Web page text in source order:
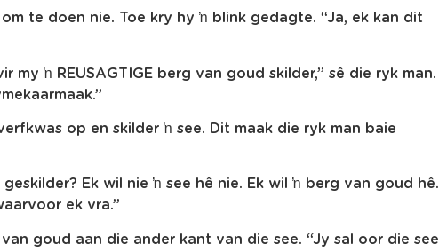
te doen nie. Toe kry hy ŉ blink gedagte. “Ja, ek kan dit
my ŉ REUSAGTIGE berg van goud skilder,” sê die ryk man.
op en skilder ŉ see. Dit maak die ryk man baie
Ek wil nie ŉ see hê nie. Ek wil ŉ berg van goud hê.
ek vra.”
goud aan die ander kant van die see. “Jy sal oor die see